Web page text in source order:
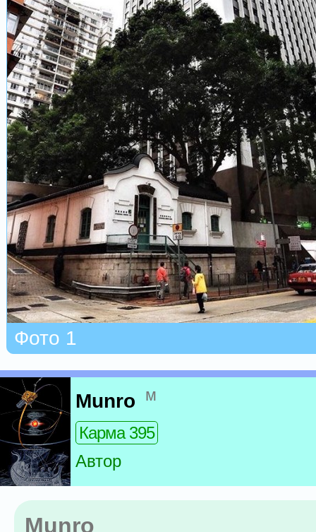
Фото 1
Munro м
Карма 395
Автор
Munro